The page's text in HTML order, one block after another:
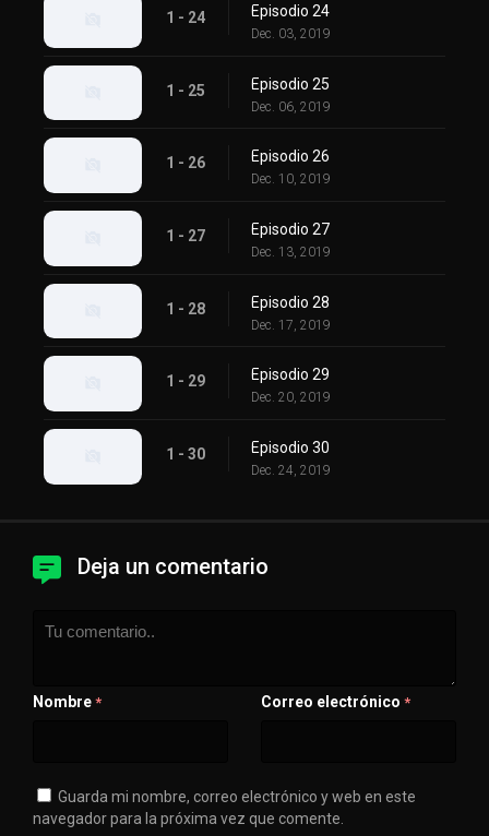
1 - 24 Episodio 24
Dec. 03, 2019
1 - 25 Episodio 25
Dec. 06, 2019
1 - 26 Episodio 26
Dec. 10, 2019
1 - 27 Episodio 27
Dec. 13, 2019
1 - 28 Episodio 28
Dec. 17, 2019
1 - 29 Episodio 29
Dec. 20, 2019
1 - 30 Episodio 30
Dec. 24, 2019
Deja un comentario
Nombre * Correo electrónico *
Guarda mi nombre, correo electrónico y web en este
navegador para la próxima vez que comente.